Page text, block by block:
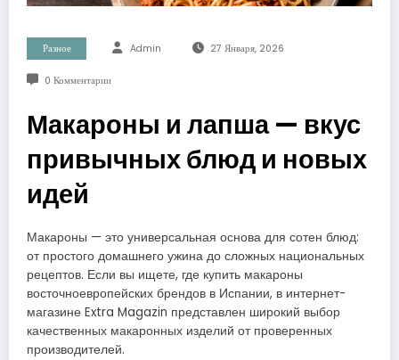
Разное Admin 27 Января, 2026
0 Комментарии
Макароны и лапша — вкус
привычных блюд и новых
идей
Макароны — это универсальная основа для сотен блюд:
от простого домашнего ужина до сложных национальных
рецептов. Если вы ищете, где купить макароны
восточноевропейских брендов в Испании, в интернет-
магазине Extra Magazin представлен широкий выбор
качественных макаронных изделий от проверенных
производителей.